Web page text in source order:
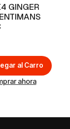
GINGER
al Carro
ahora